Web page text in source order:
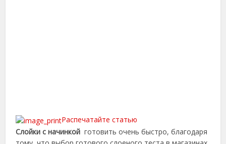
Распечатайте статью
Слойки с начинкой готовить очень быстро, благодаря